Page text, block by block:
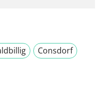
Consdorf